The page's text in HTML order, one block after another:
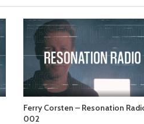
Ferry Corsten – Resonation
002